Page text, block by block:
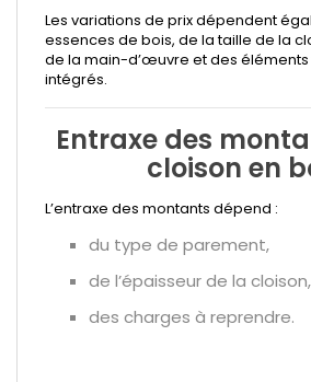
Les variations de prix dépendent
essences de bois, de la taille de la
de la main-d’œuvre et des
intégrés.
Entraxe des
cloison en
L’entraxe des montants dépend :
du type de parement,
de l’épaisseur de la cloison,
des charges à reprendre.